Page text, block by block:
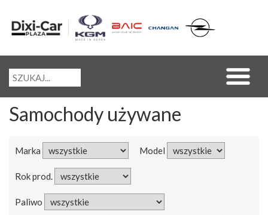
Samochody używane
Marka Model
Rok prod.
Paliwo